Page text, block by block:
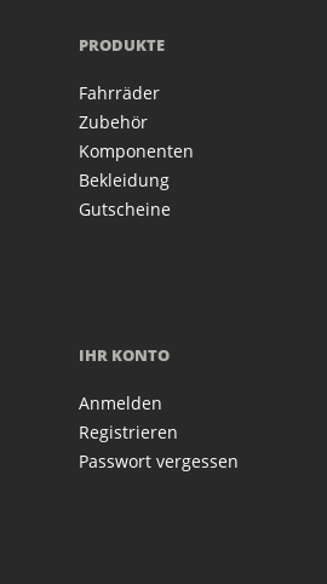
PRODUKTE
Fahrräder
Zubehör
Komponenten
Bekleidung
Gutscheine
IHR KONTO
Anmelden
Registrieren
Passwort vergessen